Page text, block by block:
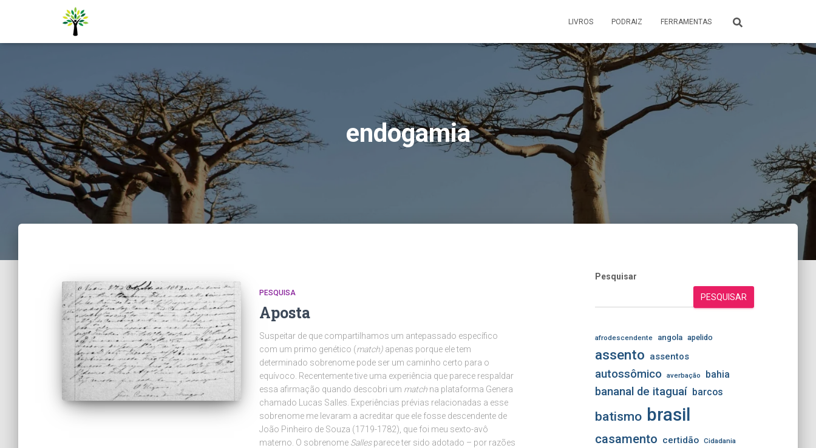
LIVROS PODRAIZ FERRAMENTAS
endogamia
PESQUISA
Aposta
Suspeitar de que compartilhamos um antepassado específico
com um primo genético (match) apenas porque ele tem
determinado sobrenome pode ser um caminho certo para o
equívoco. Recentemente tive uma experiência que parece respaldar
essa afirmação quando descobri um match na plataforma Genera
chamado Lucas Salles. Experiências prévias relacionadas a esse
sobrenome me levaram a acreditar que ele fosse descendente de
João Pinheiro de Souza (1719-1782), que foi meu sexto-avô
materno. O sobrenome Sallesparece ter sido adotado – por razões
Pesquisar
PESQUISAR
afrodescendente angola apelido
assento assentos
autossômico averbação bahia
bananal de itaguaí barcos
batismo brasil
casamento certidão Cidadania